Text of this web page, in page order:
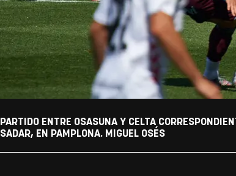
PARTIDO ENTRE OSASUNA Y CELTA
SADAR, EN PAMPLONA. MIGUEL OSÉS